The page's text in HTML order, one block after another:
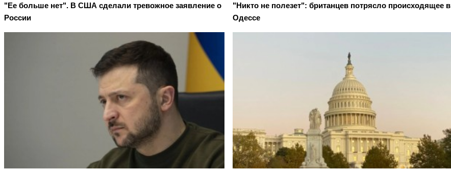
"Ее больше нет". В США сделали тревожное заявление о
России
"Никто не полезет": британцев потрясло происходящее в
Одессе